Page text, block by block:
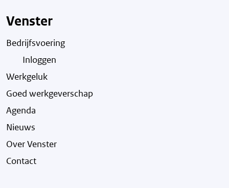
Venster
Bedrijfsvoering
Inloggen
Werkgeluk
Goed werkgeverschap
Agenda
Nieuws
Over Venster
Contact